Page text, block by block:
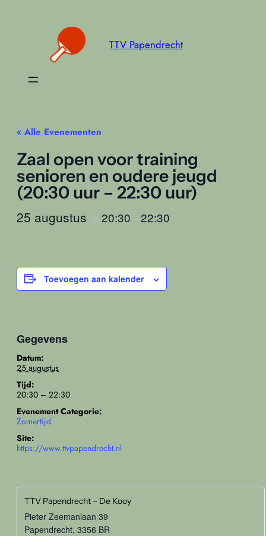
TTV Papendrecht
« Alle Evenementen
Zaal open voor training
senioren en oudere jeugd
(20:30 uur – 22:30 uur)
25 augustus @ 20:30 –22:30
Toevoegen aan kalender
Gegevens
Datum:
25 augustus
Tijd:
20:30 – 22:30
Evenement Categorie:
Zomertijd
Site:
https://www.ttvpapendrecht.nl
TTV Papendrecht – De Kooy
Pieter Zeemanlaan 39
Papendrecht, 3356 BR